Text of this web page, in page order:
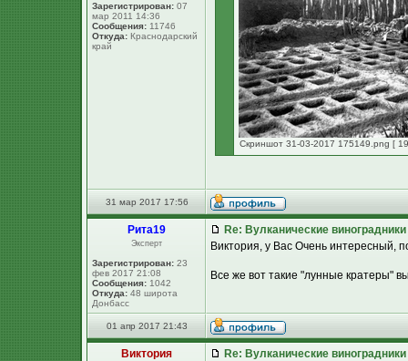
Зарегистрирован: 07
мар 2011 14:36
Сообщения: 11746
Откуда: Краснодарский
край
Скриншот 31-03-2017 175149.png [
31 мар 2017 17:56
Рита19
Эксперт
Зарегистрирован: 23
фев 2017 21:08
Сообщения: 1042
Откуда: 48 широта
Донбасс
Re: Вулканические
Виктория, у Вас Очень интересный,
Все же вот такие "лунные кратеры"
01 апр 2017 21:43
Виктория
Re: Вулканические